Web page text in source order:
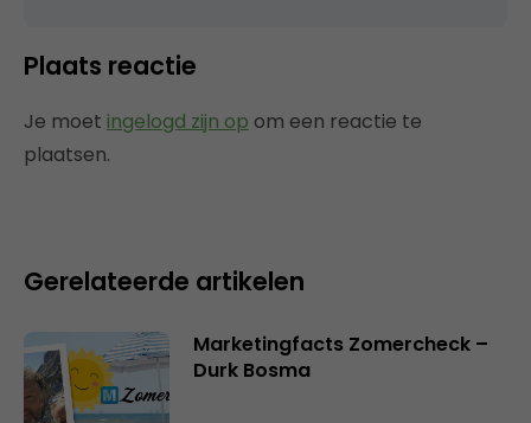
Plaats reactie
Je moet ingelogd zijn op om een reactie te
plaatsen.
Gerelateerde artikelen
Marketingfacts Zomercheck –
Durk Bosma